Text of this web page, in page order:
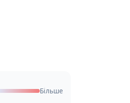
Більше